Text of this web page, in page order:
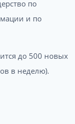
по
и по
до 500 новых
в неделю).